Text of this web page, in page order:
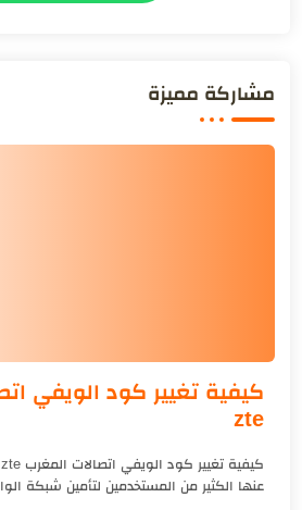
مشاركة مميزة
كيفية تغيير كود الويفي
zte
عنها الكثير من المستخدمين لتأمين شبكة